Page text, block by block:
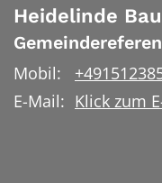
Heidelinde
Mobil:
E-Mail: Klick zum